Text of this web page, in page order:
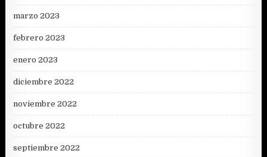
marzo 2023
febrero 2023
enero 2023
diciembre 2022
noviembre 2022
octubre 2022
septiembre 2022